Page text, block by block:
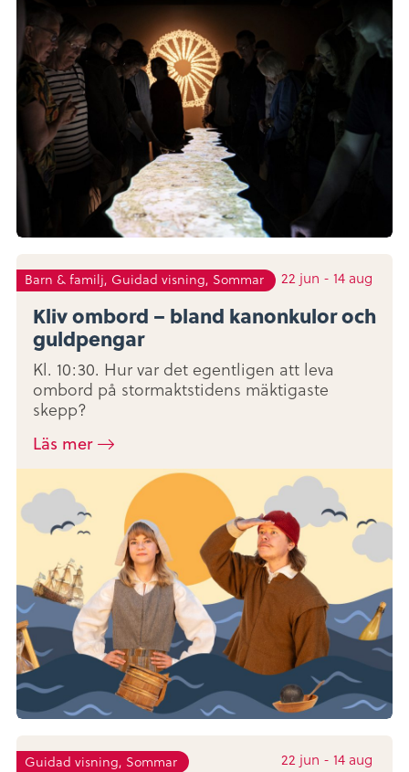
Barn & familj, Guidad visning, Sommar 22 jun -14 aug
Kliv ombord – bland kanonkulor och
guldpengar
Kl. 10:30. Hur var det egentligen att leva
ombord på stormaktstidens mäktigaste
skepp?
Läs mer
Guidad visning, Sommar 22 jun -14 aug